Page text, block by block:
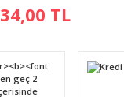
34,00 TL